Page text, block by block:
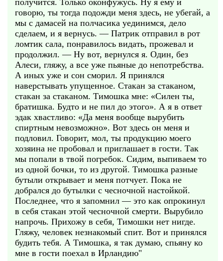
получится. Только оконфужусь. Ну я ему и
говорю, ты тогда подожди меня здесь, не убегай, а
мы с дамасей на полчасика уединимся, дело
сделаем, и я вернусь. — Патрик отправил в рот
ломтик сала, понравилось видать, прожевал и
продолжил. — Ну вот, вернулся я. Один, без
Алеси, гляжу, а все уже пьяные до непотребства.
А иных уже и сон сморил. Я принялся
наверстывать упущенное. Стакан за стаканом,
стакан за стаканом. Тимошка мне: «Силен ты,
братишка. Будто и не пил до этого». А я в ответ
эдак хвастливо: «Да меня вообще вырубить
спиртным невозможно». Вот здесь он меня и
подловил. Говорит, мол, ты продукцию моего
хозяина не пробовал и приглашает в гости. Так
мы попали в твой погребок. Сидим, выпиваем то
из одной бочки, то из другой. Тимошка разные
бутыли открывает и меня потчует. Пока не
добрался до бутылки с чесночной настойкой.
Последнее, что я запомнил — это как опрокинул
в себя стакан этой чесночной смерти. Вырубило
напрочь. Прихожу в себя, Тимошки нет нигде.
Гляжу, человек незнакомый спит. Вот и принялся
будить тебя. А Тимошка, я так думаю, спьяну ко
мне в гости поехал в Ирландию"